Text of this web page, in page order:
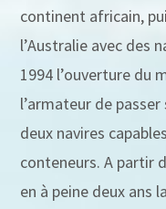
continent africain,
l’Australie avec des
1994 l’ouverture du
l’armateur de
deux navires
conteneurs. A partir
en à peine deux ans